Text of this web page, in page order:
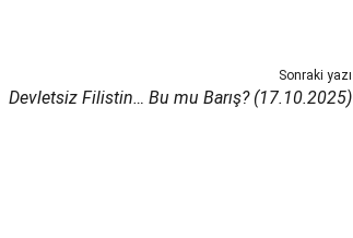
Sonraki yazı
Devletsiz Filistin… Bu mu Barış? (17.10.2025)